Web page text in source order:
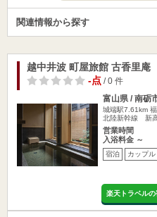
関連情報から探す
越中井波 町屋旅館 古香里庵
-点/ 0 件
富山県 / 南砺
城端駅7.61km
北陸新幹線 新
営業時間
入浴料金 ～
宿泊 カップル
楽天トラベル